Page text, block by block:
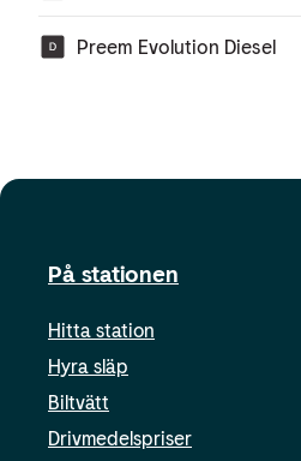
Preem Evolution Diesel
På stationen
Hitta station
Hyra släp
Biltvätt
Drivmedelspriser